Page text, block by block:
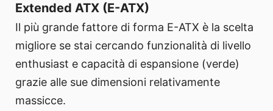
Extended ATX (E-ATX)
Il più grande fattore di forma E-ATX è la scelta
migliore se stai cercando funzionalità di livello
enthusiast e capacità di espansione (verde)
grazie alle sue dimensioni relativamente
massicce.